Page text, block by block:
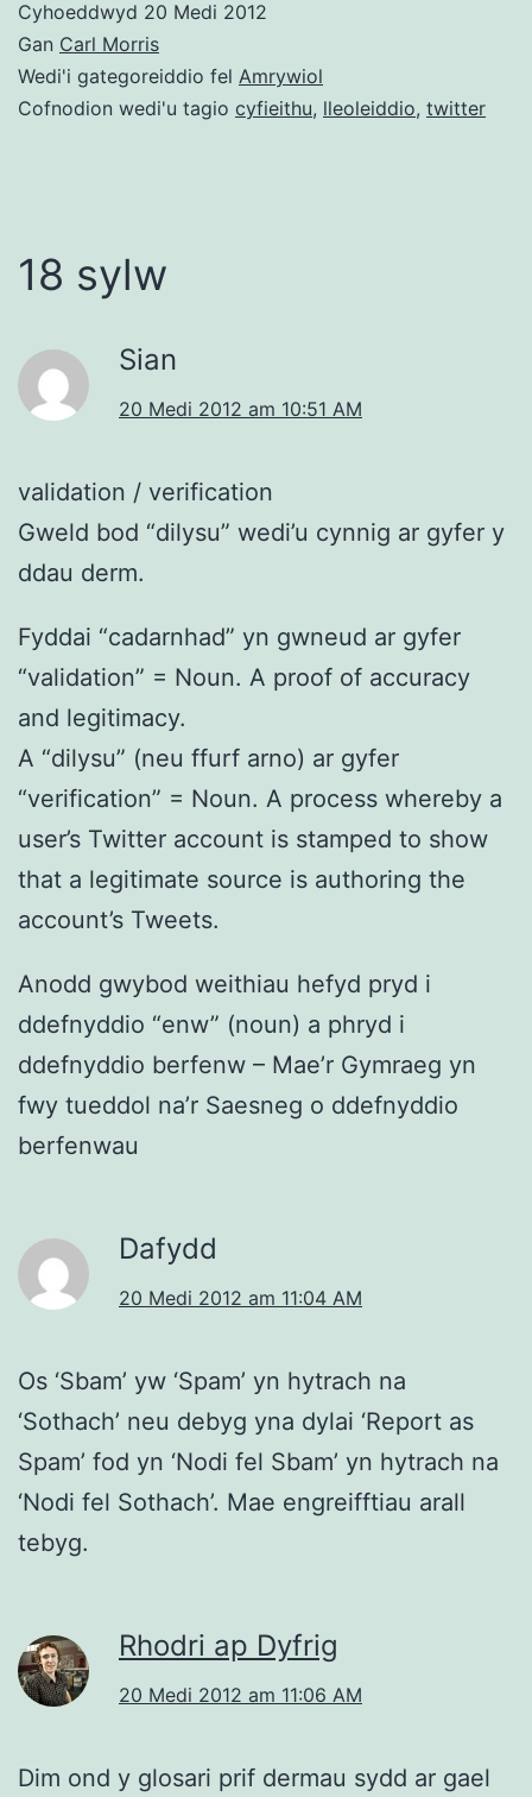
Cyhoeddwyd 20 Medi 2012
Gan Carl Morris
Wedi'i gategoreiddio fel Amrywiol
Cofnodion wedi'u tagio cyfieithu, lleoleiddio, twitter
18 sylw
Sian
20 Medi 2012 am 10:51 AM
validation / verification
Gweld bod “dilysu” wedi’u cynnig ar gyfer y
ddau derm.
Fyddai “cadarnhad” yn gwneud ar gyfer
“validation” = Noun. A proof of accuracy
and legitimacy.
A “dilysu” (neu ffurf arno) ar gyfer
“verification” = Noun. A process whereby a
user’s Twitter account is stamped to show
that a legitimate source is authoring the
account’s Tweets.
Anodd gwybod weithiau hefyd pryd i
ddefnyddio “enw” (noun) a phryd i
ddefnyddio berfenw – Mae’r Gymraeg yn
fwy tueddol na’r Saesneg o ddefnyddio
berfenwau
Dafydd
20 Medi 2012 am 11:04 AM
Os ‘Sbam’ yw ‘Spam’ yn hytrach na
‘Sothach’ neu debyg yna dylai ‘Report as
Spam’ fod yn ‘Nodi fel Sbam’ yn hytrach na
‘Nodi fel Sothach’. Mae engreifftiau arall
tebyg.
Rhodri ap Dyfrig
20 Medi 2012 am 11:06 AM
Dim ond y glosari prif dermau sydd ar gael